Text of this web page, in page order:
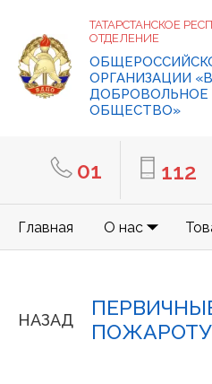
ТАТАРСТАНСКОЕ
ОТДЕЛЕНИЕ
ОРГАНИЗАЦИИ
ОБЩЕСТВО»
01 112
Главная О нас
НАЗАД